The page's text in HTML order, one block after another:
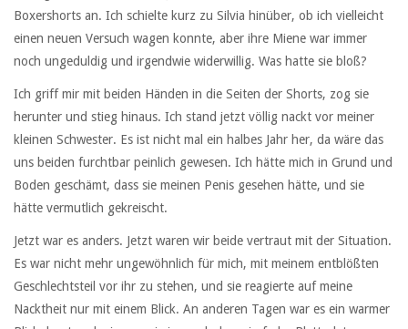
Boxershorts an. Ich schielte kurz zu Silvia hinüber, ob ich vielleicht
einen neuen Versuch wagen konnte, aber ihre Miene war immer
noch ungeduldig und irgendwie widerwillig. Was hatte sie bloß?
Ich griff mir mit beiden Händen in die Seiten der Shorts, zog sie
herunter und stieg hinaus. Ich stand jetzt völlig nackt vor meiner
kleinen Schwester. Es ist nicht mal ein halbes Jahr her, da wäre das
uns beiden furchtbar peinlich gewesen. Ich hätte mich in Grund und
Boden geschämt, dass sie meinen Penis gesehen hätte, und sie
hätte vermutlich gekreischt.
Jetzt war es anders. Jetzt waren wir beide vertraut mit der Situation.
Es war nicht mehr ungewöhnlich für mich, mit meinem entblößten
Geschlechtsteil vor ihr zu stehen, und sie reagierte auf meine
Nacktheit nur mit einem Blick. An anderen Tagen war es ein warmer